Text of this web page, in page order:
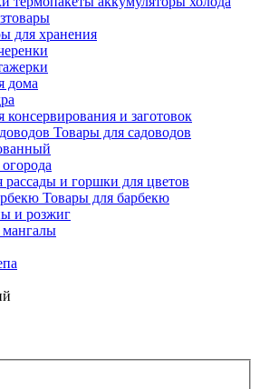
для хранения
дома
консервирования и заготовок
Товары для садоводов
и горшки для цветов
Товары для барбекю
и розжиг